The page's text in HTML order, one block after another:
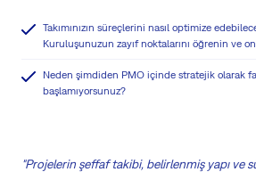
Takımınızın süreçlerini nasıl optimize
Kuruluşunuzun zayıf noktalarını öğrenin ve
Neden şimdiden PMO içinde stratejik olarak
başlamıyorsunuz?
"Projelerin şeffaf takibi, belirlenmiş yapı ve